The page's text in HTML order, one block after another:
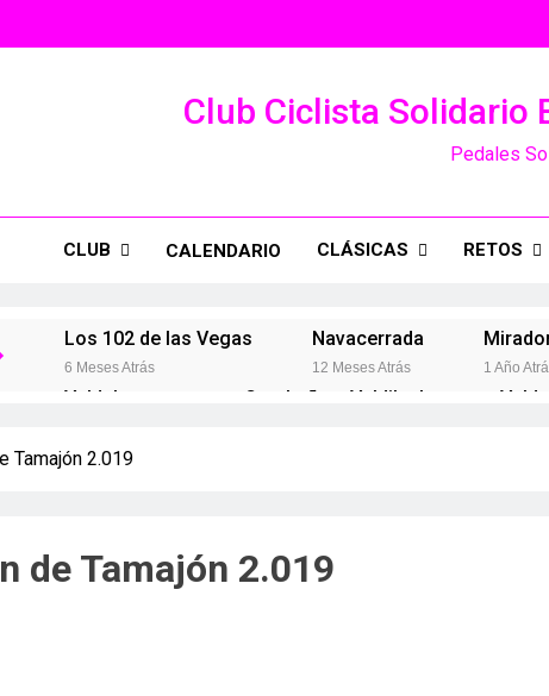
Club Ciclista Solidario
Pedales
CLUB CALENDARIO CLÁSICAS RETOS
Los 102 de las Vegas
6 Meses Atrás
Navacerrada
12 Meses Atrás 1 Año
Valdelaguna+ Carabaña – Valdilecha
Tamajón 2.019
de Tamajón 2.019